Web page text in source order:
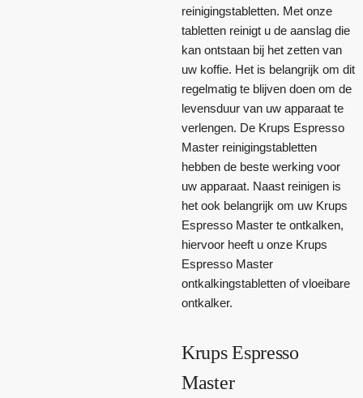
reinigingstabletten. Met onze
tabletten reinigt u de aanslag die
kan ontstaan bij het zetten van
uw koffie. Het is belangrijk om dit
regelmatig te blijven doen om de
levensduur van uw apparaat te
verlengen. De Krups Espresso
Master reinigingstabletten
hebben de beste werking voor
uw apparaat. Naast reinigen is
het ook belangrijk om uw Krups
Espresso Master te ontkalken,
hiervoor heeft u onze Krups
Espresso Master
ontkalkingstabletten of vloeibare
ontkalker.
Krups Espresso
Master